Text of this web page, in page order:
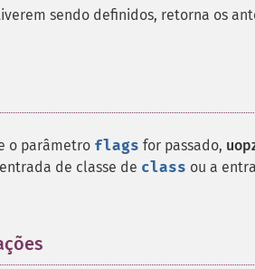
sendo definidos, retorna os
o parâmetro flags for passado,
de classe de class ou a